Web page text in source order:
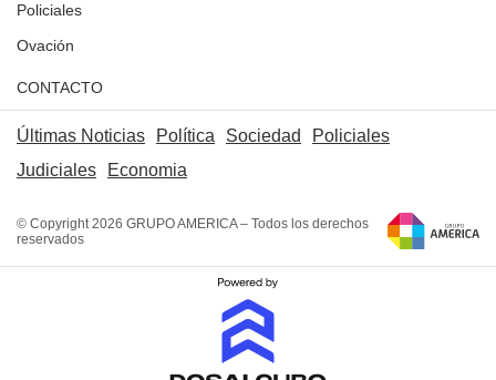
Policiales
Ovación
CONTACTO
Últimas Noticias Política Sociedad
Policiales
Judiciales
Economia
© Copyright 2026 GRUPO AMERICA – Todos los derechos
reservados